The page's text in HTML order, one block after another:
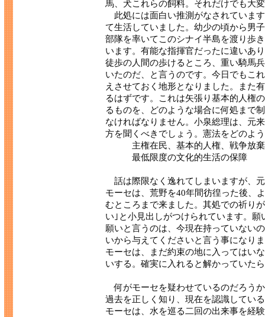
馬、犬これらの飼料。それだけでも大
此処には面白い推測がなされていま
て生活していました。幼少の頃から男
部隊を率いてこのシナイ半島を渡り歩
います。有能な指揮官だったに違いあ
徒歩の人間の歩けるところ、重い騎馬
いたのだ、と言うのです。今日でもこ
えさせておく地形となりました。また
るはずです。これは矢張り基本的人権
るものを、どのような場合に何処まで
なければなりません。小泉総理は、元
方を聞くべきでしょう。憲法をどのよ
主権在民、基本的人権、戦争放棄
最低限度の文化的生活の保障
話は際限なく逸れてしまいますが、
モーセは、荒野を40年間彷徨った後、
むところまで来ました。其処での祈り
い｣と小見出しがつけられています。願
願いと言うのは、今現在持っていない
いから与えてくださいと言う事になり
モーセは、まだ約束の地に入ってはい
いする。確実に入れると解かっていた
何がモーセを疑わせているのだろう
過去を正しく知り、現在を認識してい
モーセは、水を巡る二回の出来事を経